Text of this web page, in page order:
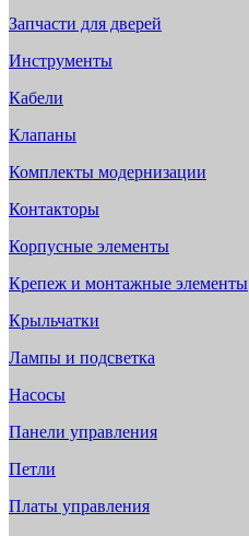
Запчасти для дверей
Инструменты
Кабели
Клапаны
Комплекты модернизации
Контакторы
Корпусные элементы
Крепеж и монтажные элементы
Крыльчатки
Лампы и подсветка
Насосы
Панели управления
Петли
Платы управления